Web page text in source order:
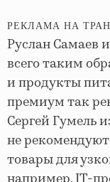
РЕКЛАМА НА
Руслан Самаев
всего таким
и продукты
премиум так
Сергей Гумель
не
товары для